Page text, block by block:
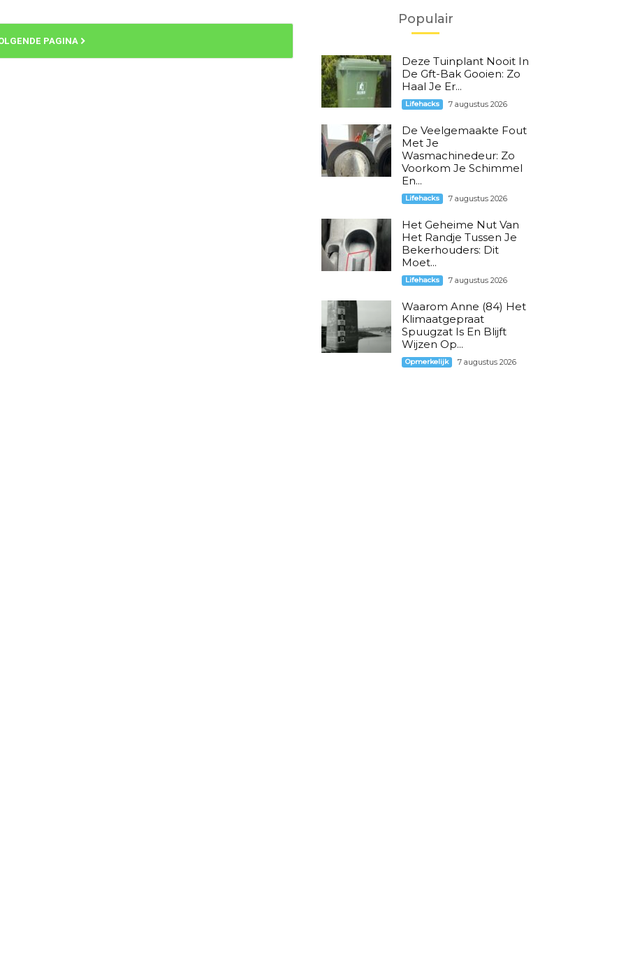
PAGINA
Populair
Deze Tuinplant Nooit In
De Gft-Bak Gooien: Zo
Haal Je Er...
Lifehacks 7 augustus 2026
De Veelgemaakte Fout
Met Je
Wasmachinedeur: Zo
Voorkom Je Schimmel
En...
Lifehacks 7 augustus 2026
Het Geheime Nut Van
Het Randje Tussen Je
Bekerhouders: Dit
Moet...
Lifehacks 7 augustus 2026
Waarom Anne (84) Het
Klimaatgepraat
Spuugzat Is En Blijft
Wijzen Op...
Opmerkelijk 7 augustus 2026